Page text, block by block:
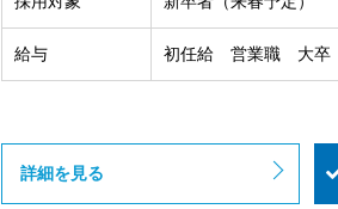
給与 初任給 営業職 大
詳細を見る